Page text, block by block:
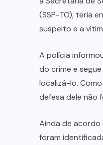
(SSP-TO), teria
suspeito e a
A polícia
do crime e
localizá-lo.
defesa dele não
Ainda de acordo
foram